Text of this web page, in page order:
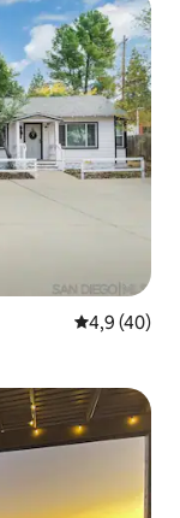
Note
4,9 (40)